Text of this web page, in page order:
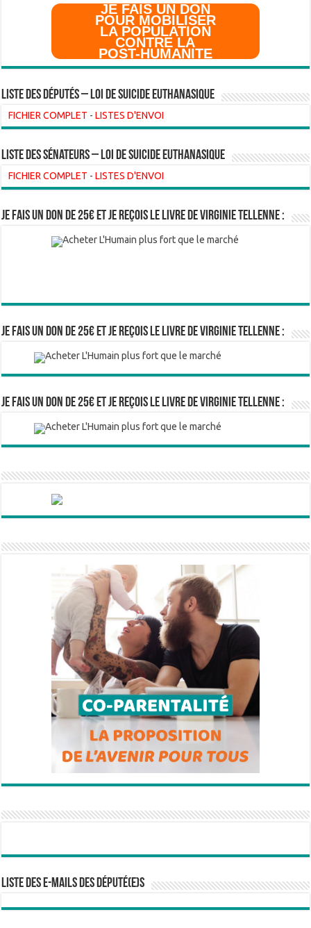
JE FAIS UN DON
POUR MOBILISER
LA POPULATION
CONTRE LA
POST-HUMANITE
Liste des Députés – Loi de suicide euthanasique
FICHIER COMPLET -LISTES D'ENVOI
liste des sénateurs – loi de suicide euthanasique
FICHIER COMPLET -LISTES D'ENVOI
Je fais un don de 25€ et je reçois le livre de Virginie Tellenne :
Je fais un don de 25€ et je reçois le livre de Virginie Tellenne :
Je fais un don de 25€ et je reçois le livre de Virginie Tellenne :
Liste des e-mails des député(e)s